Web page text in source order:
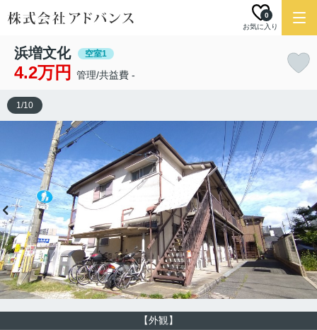
お気に入り
0
浜増文化 空室1
4.2万円 管理/共益費 -
【外観】
1/10